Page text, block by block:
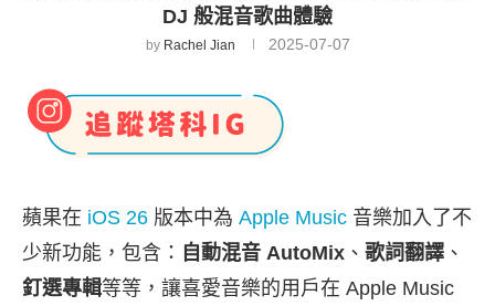
DJ 般混音歌曲體驗
by Rachel Jian 2025-07-07
蘋果在 iOS 26 版本中為 Apple Music 音樂加入了不
少新功能，包含： 自動混音 AutoMix 、 歌詞翻譯 、
釘選專輯等等，讓喜愛音樂的用戶在 Apple Music